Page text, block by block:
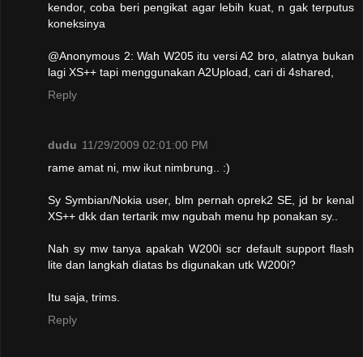
kendor, coba beri pengikat agar lebih kuat, n gak terputus
koneksinya
@Anonymous 2: Wah W205 itu versi A2 bro, alatnya bukan
lagi XS++ tapi menggunakan A2Upload, cari di 4shared,
Reply
dudu 11/29/2009 02:01:00 PM
rame amat ni, mw ikut nimbrung.. :)
Sy Symbian/Nokia user, blm pernah oprek2 SE, jd br kenal
XS++ dkk dan tertarik mw ngubah menu hp ponakan sy..
Nah sy mw tanya apakah W200i scr default support flash
lite dan langkah diatas bs digunakan utk W200i?
Itu saja, trims.
Reply